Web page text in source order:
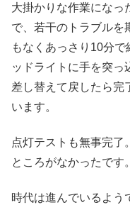
大掛かりな作業になっ
で、若干のトラブルを
もなくあっさり10分
ッドライトに手を突っ
差し替えて戻したら完
います。
点灯テストも無事完了
ところがなかったです。
時代は進んでいるよう